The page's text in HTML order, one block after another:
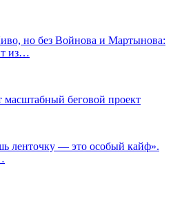
но без Войнова и Мартынова:
из…
масштабный беговой проект
ленточку — это особый кайф».